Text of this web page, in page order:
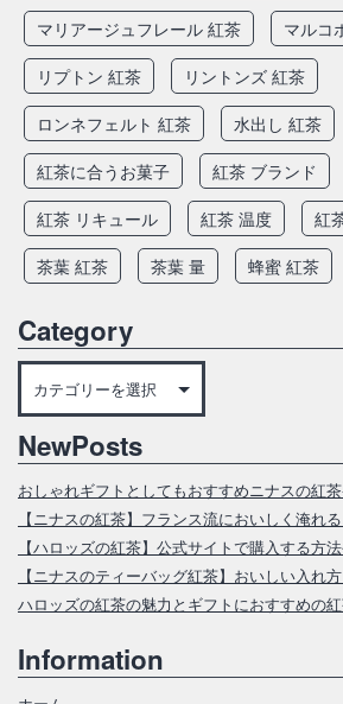
マリアージュフレール 紅茶
マルコ
リプトン 紅茶
リントンズ 紅茶
ロンネフェルト 紅茶
水出し 紅茶
紅茶に合うお菓子
紅茶 ブランド
紅茶 リキュール
紅茶 温度
紅
茶葉 紅茶
茶葉 量 蜂蜜 紅茶
Category
Category
NewPosts
おしゃれギフトとしてもおすすめニナスの紅
【ニナスの紅茶】フランス流においしく淹れ
【ハロッズの紅茶】公式サイトで購入する方
【ニナスのティーバッグ紅茶】おいしい入れ
ハロッズの紅茶の魅力とギフトにおすすめの
Information